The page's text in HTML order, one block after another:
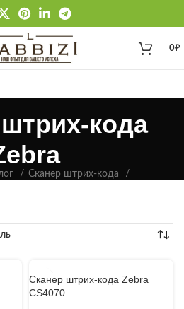
0₽
кода
Сканер штрих-кода
Сканер штрих-кода Zebra
CS4070